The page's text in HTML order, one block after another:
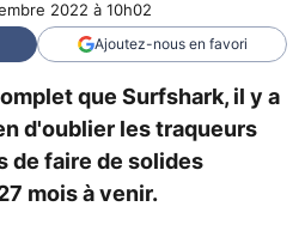
2022 à 10h02
Ajoutez-nous en favori
que Surfshark, il y a
d'oublier les traqueurs
de faire de solides
mois à venir.